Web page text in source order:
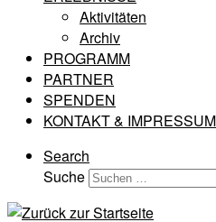
Aktivitäten
Archiv
PROGRAMM
PARTNER
SPENDEN
KONTAKT & IMPRESSUM
Search
Suche